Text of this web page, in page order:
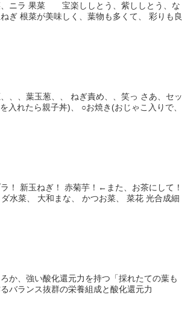
ニラ 果菜 宝楽ししとう、紫ししとう、な
根菜が美味しく、葉物も多くて、 彩りも良
、、葉玉葱、、 ねぎ責め、、笑っ さあ、セッ
入れたら親子丼)、 ○お焼き(おじゃこ入りで、
！ 新玉ねぎ！ 赤菊芋！←また、お茶にして！
水菜、 大和まな、 かつお菜、 菜花 光合成細
か、強い酸化還元力を持つ「採れたての葉も
バランス抜群の栄養組成と酸化還元力